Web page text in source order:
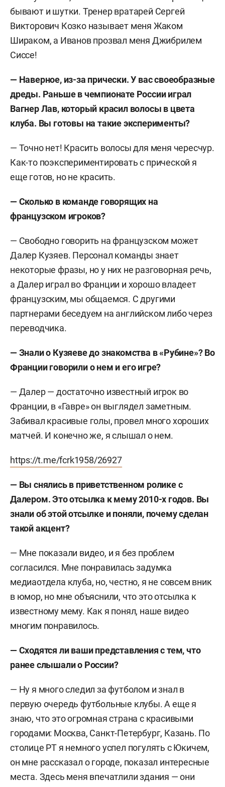
бывают и шутки. Тренер вратарей Сергей
Викторович Козко называет меня Жаком
Шираком, а Иванов прозвал меня Джибрилем
Сиссе!
— Наверное, из-за прически. У вас своеобразные
дреды. Раньше в чемпионате России играл
Вагнер Лав, который красил волосы в цвета
клуба. Вы готовы на такие эксперименты?
— Точно нет! Красить волосы для меня чересчур.
Как-то поэкспериментировать с прической я
еще готов, но не красить.
— Сколько в команде говорящих на
французском игроков?
— Свободно говорить на французском может
Далер Кузяев. Персонал команды знает
некоторые фразы, но у них не разговорная речь,
а Далер играл во Франции и хорошо владеет
французским, мы общаемся. С другими
партнерами беседуем на английском либо через
переводчика.
— Знали о Кузяеве до знакомства в «Рубине»? Во
Франции говорили о нем и его игре?
— Далер — достаточно известный игрок во
Франции, в «Гавре» он выглядел заметным.
Забивал красивые голы, провел много хороших
матчей. И конечно же, я слышал о нем.
https://t.me/fcrk1958/26927
— Вы снялись в приветственном ролике с
Далером. Это отсылка к мему 2010-х годов. Вы
знали об этой отсылке и поняли, почему сделан
такой акцент?
— Мне показали видео, и я без проблем
согласился. Мне понравилась задумка
медиаотдела клуба, но, честно, я не совсем вник
в юмор, но мне объяснили, что это отсылка к
известному мему. Как я понял, наше видео
многим понравилось.
— Сходятся ли ваши представления с тем, что
ранее слышали о России?
— Ну я много следил за футболом и знал в
первую очередь футбольные клубы. А еще я
знаю, что это огромная страна с красивыми
городами: Москва, Санкт-Петербург, Казань. По
столице РТ я немного успел погулять с Юкичем,
он мне рассказал о городе, показал интересные
места. Здесь меня впечатлили здания — они